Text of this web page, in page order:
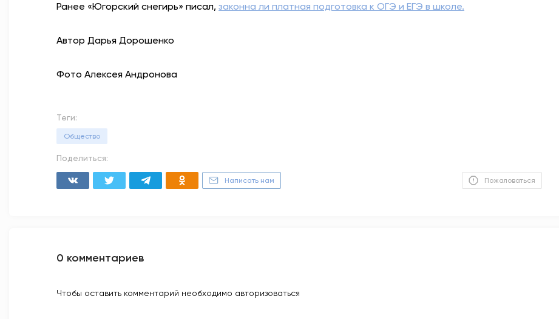
Ранее «Югорский снегирь» писал, законна ли платная подготовка к ОГЭ и ЕГЭ в школе.
Автор Дарья Дорошенко
Фото Алексея Андронова
Теги:
Общество
Поделиться:
Написать нам Пожаловаться
0 комментариев
Чтобы оставить комментарий необходимо авторизоваться